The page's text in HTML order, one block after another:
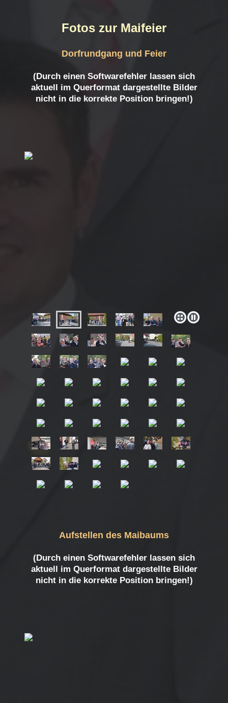
Fotos zur Maifeier
Dorfrundgang und Feier
(Durch einen Softwarefehler lassen sich
aktuell im Querformat dargestellte Bilder
nicht in die korrekte Position bringen!)
Aufstellen des Maibaums
(Durch einen Softwarefehler lassen sich
aktuell im Querformat dargestellte Bilder
nicht in die korrekte Position bringen!)